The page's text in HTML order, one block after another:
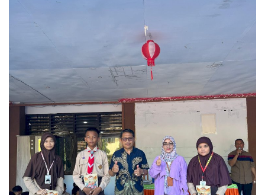
Layanan Publik
Tentang Kami